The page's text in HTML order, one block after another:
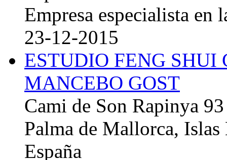
Empresa especialista en
23-12-2015
ESTUDIO FENG
MANCEBO GOST
Cami de Son Rapinya 93
Palma de Mallorca, Islas
España